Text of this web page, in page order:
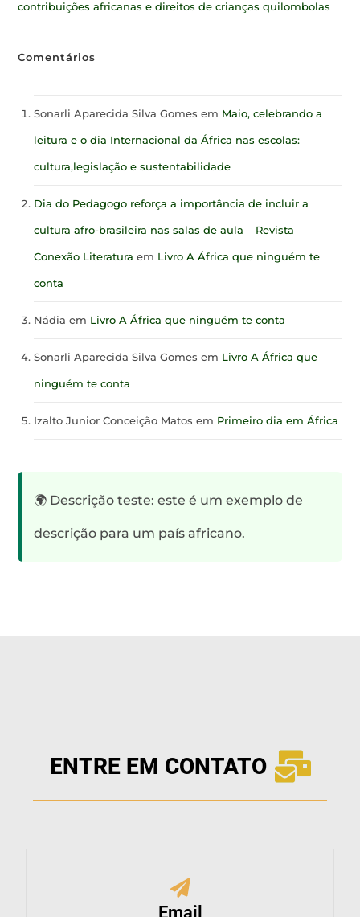
contribuições africanas e direitos de crianças quilombolas
Comentários
Sonarli Aparecida Silva Gomes em Maio, celebrando a
leitura e o dia Internacional da África nas escolas:
cultura,legislação e sustentabilidade
Dia do Pedagogo reforça a importância de incluir a
cultura afro-brasileira nas salas de aula – Revista
Conexão Literatura em Livro A África que ninguém te
conta
Nádia em Livro A África que ninguém te conta
Sonarli Aparecida Silva Gomes em Livro A África que
ninguém te conta
Izalto Junior Conceição Matos em Primeiro dia em África
🌍 Descrição teste: este é um exemplo de
descrição para um país africano.
ENTRE EM CONTATO
Email